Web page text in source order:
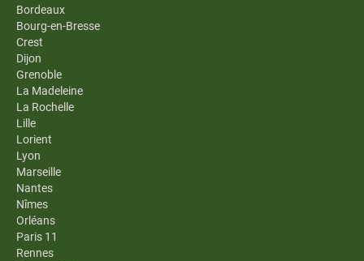
Bordeaux
Bourg-en-Bresse
Crest
Dijon
Grenoble
La Madeleine
La Rochelle
Lille
Lorient
Lyon
Marseille
Nantes
Nîmes
Orléans
Paris 11
Rennes